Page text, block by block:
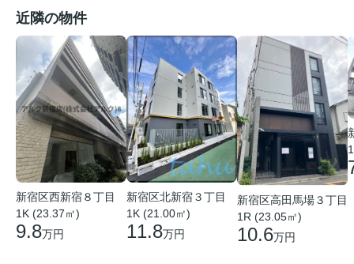
近隣の物件
新宿区西新宿８丁目
1K (23.37㎡)
9.8万円
新宿区北新宿３丁目
1K (21.00㎡)
11.8万円
新宿区高田馬場３丁目
1R (23.05㎡)
10.6万円